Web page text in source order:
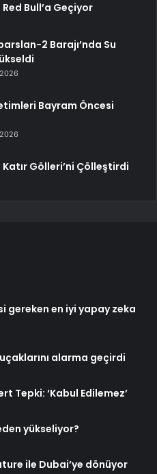
Red Bull’a Geçiyor
2 Barajı’nda Su
Bayram Öncesi
Gölleri’ni Çölleştirdi
gereken en iyi yapay zeka
alarma geçirdi
Tepki: ‘Kabul Edilemez’
yükseliyor?
ile Dubai’ye dönüyor